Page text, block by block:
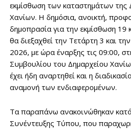
εκμίσθωση των καταστημάτων της
Χανίων. Η δημόσια, ανοικτή,
δημοπρασία για την εκμίσθωση
θα διεξαχθεί την Τετάρτη 3 και
2026, με ώρα έναρξης τις 09:00,
Συμβουλίου του Δημαρχείου
έχει ήδη αναρτηθεί και η
αναμονή των ενδιαφερομένων.
Τα παραπάνω ανακοινώθηκαν κατά
Συνέντευξης Τύπου, που